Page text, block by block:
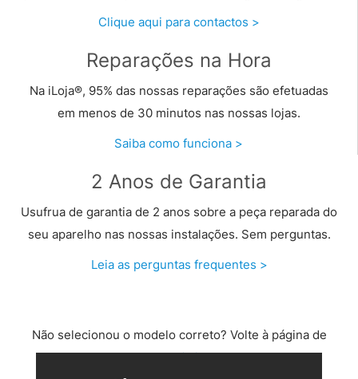
Clique aqui para contactos >
Reparações na Hora
Na iLoja®, 95% das nossas reparações são efetuadas
em menos de 30 minutos nas nossas lojas.
Saiba como funciona >
2 Anos de Garantia
Usufrua de garantia de 2 anos sobre a peça reparada do
seu aparelho nas nossas instalações. Sem perguntas.
Leia as perguntas frequentes >
Não selecionou o modelo correto? Volte à página de
reparação iPad.